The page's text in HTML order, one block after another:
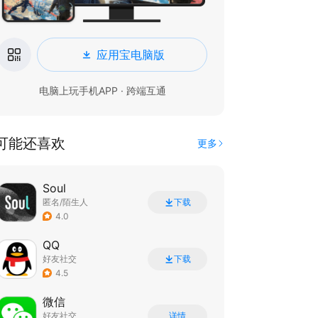
应用宝电脑版
电脑上玩手机APP · 跨端互通
能还喜欢 更多
Soul
匿名/陌生人
4.0
下载
QQ
好友社交
4.5
下载
微信
好友社交 详情